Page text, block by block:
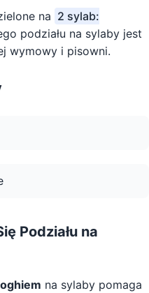
na 2 sylab:
podziału na sylaby jest
wymowy i pisowni.
Podziału na
na sylaby pomaga